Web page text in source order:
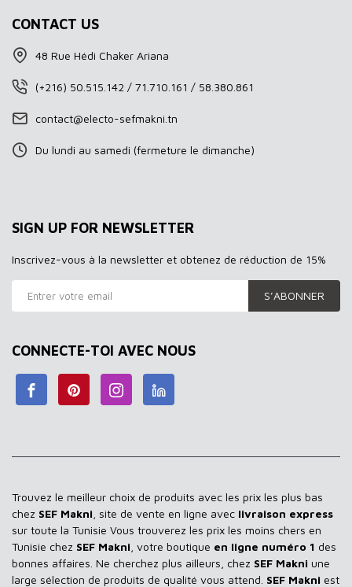
CONTACT US
48 Rue Hédi Chaker Ariana
(+216) 50.515.142 / 71.710.161 / 58.380.861
contact@electo-sefmakni.tn
Du lundi au samedi (fermeture le dimanche)
SIGN UP FOR NEWSLETTER
Inscrivez-vous à la newsletter et obtenez de réduction de 15%
S’ABONNER
CONNECTE-TOI AVEC NOUS
Trouvez le meilleur choix de produits avec les prix les plus bas
chez SEF Makni , site de vente en ligne avec livraison express
sur toute la Tunisie Vous trouverez les prix les moins chers en
Tunisie chez SEF Makni , votre boutique en ligne numéro 1 des
bonnes affaires. Ne cherchez plus ailleurs, chez SEF Makni une
large sélection de produits de qualité vous attend. SEF Makni est